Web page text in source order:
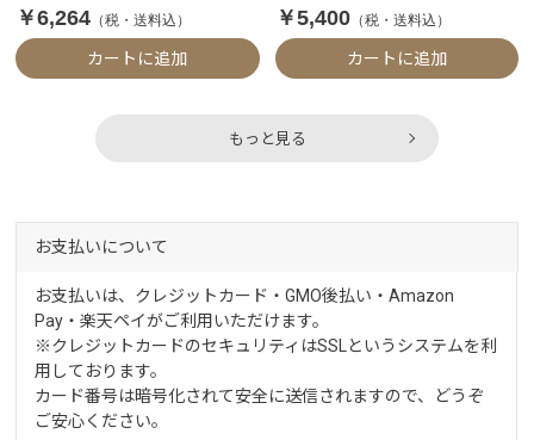
￥6,264 （税・送料込）
カートに追加
￥5,400（税・送料込）
カートに追加
もっと見る
お支払いについて
お支払いは、クレジットカード・GMO後払い・Amazon
Pay・楽天ペイがご利用いただけます。
※クレジットカードのセキュリティはSSLというシステムを利
用しております。
カード番号は暗号化されて安全に送信されますので、どうぞ
ご安心ください。